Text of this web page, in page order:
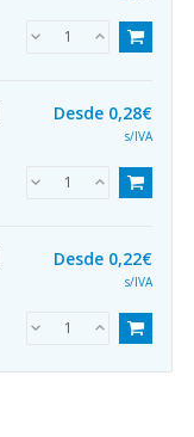
Desde 0,28€
s/IVA
Desde 0,22€
s/IVA